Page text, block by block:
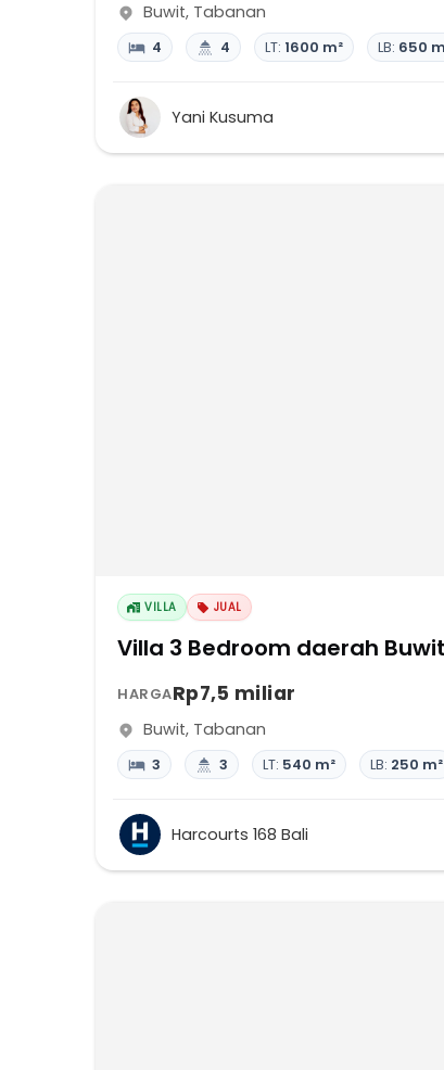
Buwit, Tabanan
4 4 LT: 1600 m² LB: 650
Yani Kusuma
VILLA JUAL
Villa 3 Bedroom daerah
HARGARp7,5 miliar
Buwit, Tabanan
3 3 LT: 540 m² LB: 250 m²
Harcourts 168 Bali